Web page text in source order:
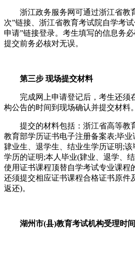
浙江政务服务网可通过浙江省教
次”链接、浙江省教育考试院自学考
申请”链接登录。考生填写的信息务
提交前务必核对无误。
第三步 现场提交材料
完成网上申请登记后，考生还须
构公告的时间到现场确认并提交材料。
提交的材料包括：浙江省高等教
教育部学历证书电子注册备案表;毕
肄业生、退学生、结业生学历证明;
学历的证明;本人毕业(肄业、退学、
使用证书课程顶替自学考试专业课程
还须提交相应证书课程合格证书原件
返还)。
湖州市(县)教育考试机构受理时间